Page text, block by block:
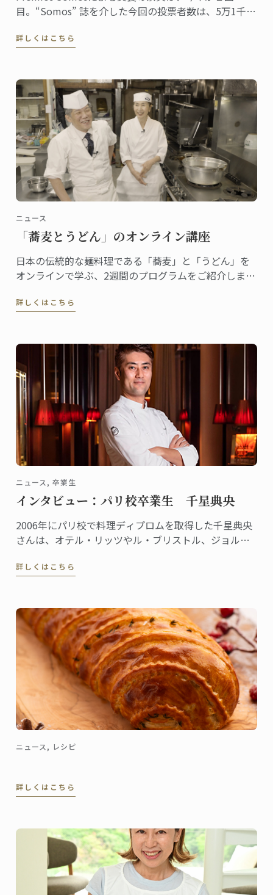
目。“Somos” 誌を介した今回の投票者数は、5万1千人
ラン、および関連企業を称え４０部門における受賞
詳しくはこちら
ニュース
「蕎麦とうどん」のオンライン講座
日本の伝統的な麺料理である「蕎麦」と「うどん」を
オンラインで学ぶ、2週間のプログラムをご紹介しま
詳しくはこちら
ニュース, 卒業生
インタビュー：パリ校卒業生 千星典央
2006年にパリ校で料理ディプロムを取得した千星典央
さんは、オテル・リッツやル・ブリストル、ジョルジ
の高級リゾート、ヘビチホテル＆リゾートのエグゼク
詳しくはこちら
ニュース, レシピ
詳しくはこちら